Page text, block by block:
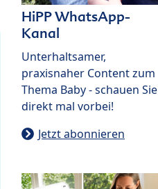
HiPP WhatsApp-
Kanal
Unterhaltsamer,
praxisnaher Content zum
Thema Baby - schauen Sie
direkt mal vorbei!
Jetzt abonnieren